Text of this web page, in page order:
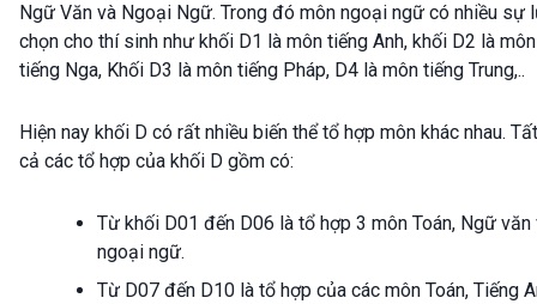
Ngữ Văn và Ngoại Ngữ. Trong đó môn ngoại ngữ có nhiều sự
chọn cho thí sinh như khối D1 là môn tiếng Anh, khối D2 là môn
tiếng Nga, Khối D3 là môn tiếng Pháp, D4 là môn tiếng Trung,..
Hiện nay khối D có rất nhiều biến thể tổ hợp môn khác nhau. Tất
cả các tổ hợp của khối D gồm có:
Từ khối D01 đến D06 là tổ hợp 3 môn Toán, Ngữ văn
ngoại ngữ.
Từ D07 đến D10 là tổ hợp của các môn Toán, Tiếng